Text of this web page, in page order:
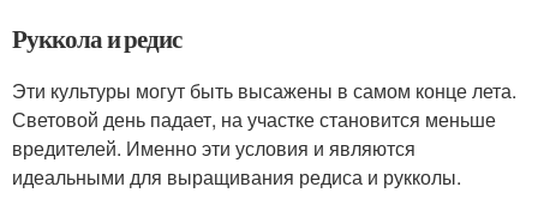
Руккола и редис
Эти культуры могут быть высажены в самом конце лета.
Световой день падает, на участке становится меньше
вредителей. Именно эти условия и являются
идеальными для выращивания редиса и рукколы.